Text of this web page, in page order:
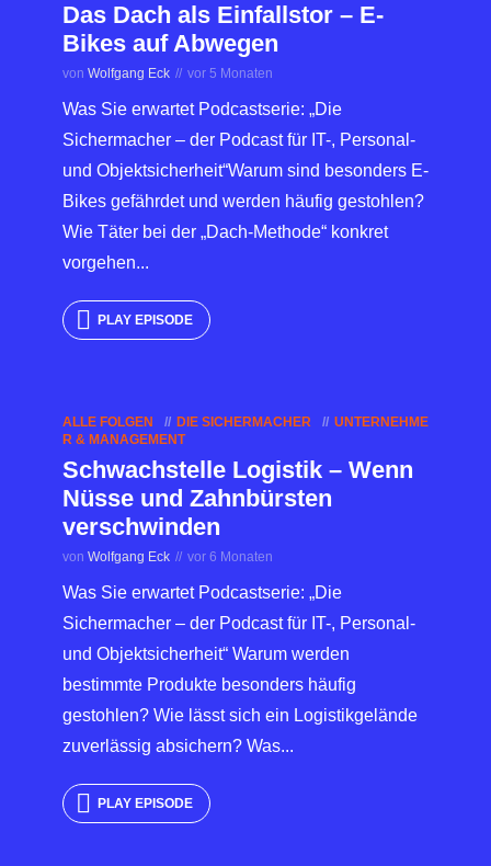
Das Dach als Einfallstor – E-
Bikes auf Abwegen
von Wolfgang Eck vor 5 Monaten
Was Sie erwartet Podcastserie: „Die
Sichermacher – der Podcast für IT-, Personal-
und Objektsicherheit“Warum sind besonders E-
Bikes gefährdet und werden häufig gestohlen?
Wie Täter bei der „Dach-Methode“ konkret
vorgehen...
PLAY EPISODE
ALLE FOLGEN DIE SICHERMACHER
UNTERNEHME
R & MANAGEMENT
Schwachstelle Logistik – Wenn
Nüsse und Zahnbürsten
verschwinden
von Wolfgang Eck vor 6 Monaten
Was Sie erwartet Podcastserie: „Die
Sichermacher – der Podcast für IT-, Personal-
und Objektsicherheit“ Warum werden
bestimmte Produkte besonders häufig
gestohlen? Wie lässt sich ein Logistikgelände
zuverlässig absichern? Was...
PLAY EPISODE